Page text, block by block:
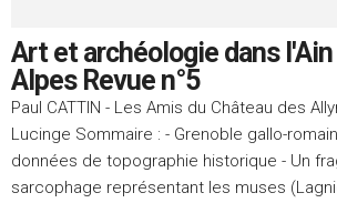
Art et archéologie dans
Alpes Revue n°5
Paul CATTIN - Les Amis du Château des
Lucinge Sommaire : - Grenoble gallo-
données de topographie historique - Un
sarcophage représentant les muses